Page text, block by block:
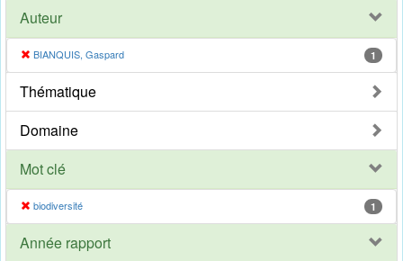
Auteur
BIANQUIS, Gaspard 1
Thématique
Domaine
Mot clé
biodiversité 1
Année rapport